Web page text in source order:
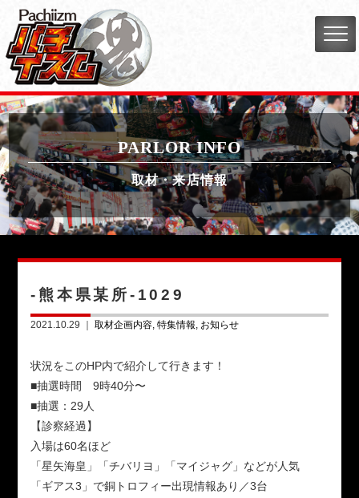
PARLOR INFO
取材・来店情報
-熊本県某所-1029
2021.10.29 ｜取材企画内容 特集情報 お知らせ
状況をこのHP内で紹介して行きます！
■抽選時間 9時40分〜
■抽選：29人
【診察経過】
入場は60名ほど
「星矢海皇」「チバリヨ」「マイジャグ」などが人気
「ギアス3」で銅トロフィー出現情報あり／3台